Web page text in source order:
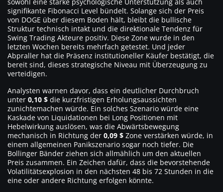
signifikante Fibonacci Level bündelt. Solange sich der Preis
von DOGE über diesem Boden hält, bleibt die bullische
Struktur technisch intakt und die direktionale Tendenz für
Swing Trading Akteure positiv. Diese Zone wurde in den
letzten Wochen bereits mehrfach getestet. Und jeder
Abpraller hat die Präsenz institutioneller Käufer bestätigt, die
bereit sind, dieses strategische Niveau mit Überzeugung zu
verteidigen.
Analysten warnen davor, dass ein deutlicher Durchbruch
unter 0,10 $ die kurzfristigen Erholungsaussichten
zunichtemachen würde. Ein solches Szenario würde eine
Kaskade von Liquidationen bei Long Positionen mit
Hebelwirkung auslösen, was die Abwärtsbewegung
mechanisch in Richtung der 0,09 $ Zone verstärken würde, in
einem allgemeinen Panikszenario sogar noch tiefer. Die
Bollinger Bänder ziehen sich allmählich um den aktuellen
Preis zusammen. Ein Zeichen dafür, dass die bevorstehende
Volatilitätsexplosion in den nächsten 48 bis 72 Stunden in die
eine oder andere Richtung erfolgen könnte.